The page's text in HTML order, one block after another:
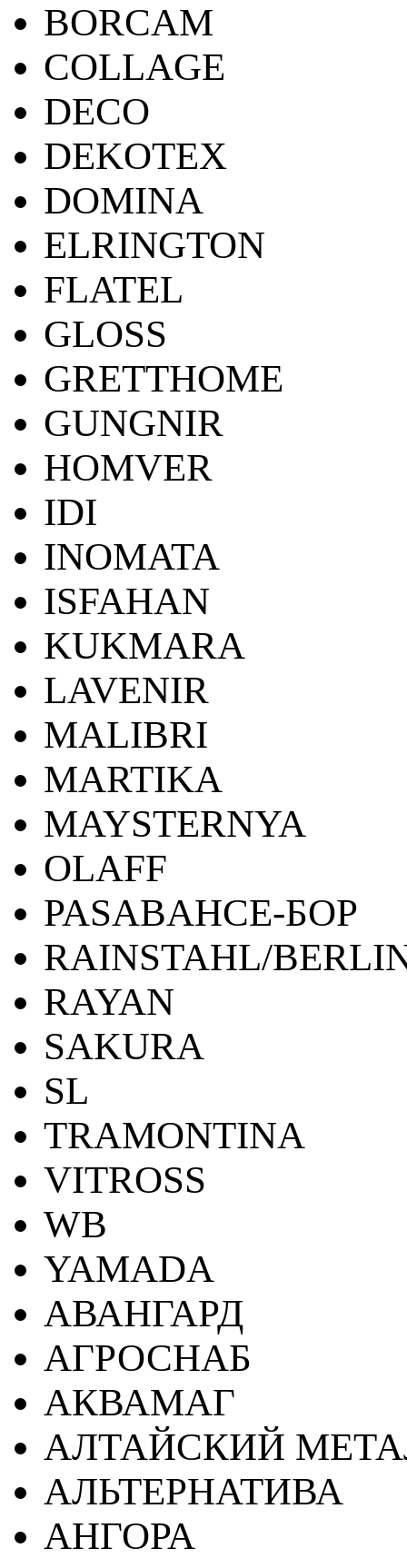
BORCAM
COLLAGE
DECO
DEKOTEX
DOMINA
ELRINGTON
FLATEL
GLOSS
GRETTHOME
GUNGNIR
HOMVER
IDI
INOMATA
ISFAHAN
KUKMARA
LAVENIR
MALIBRI
MARTIKA
MAYSTERNYA
OLAFF
PASABAHCE-БОР
RAINSTAHL/
RAYAN
SAKURA
SL
TRAMONTINA
VITROSS
WB
YAMADA
АВАНГАРД
АГРОСНАБ
АКВАМАГ
АЛТАЙСКИЙ
АЛЬТЕРНАТИВА
АНГОРА